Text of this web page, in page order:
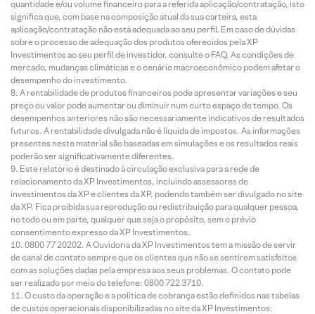
quantidade e/ou volume financeiro para a referida aplicação/contratação, isto
significa que, com base na composição atual da sua carteira, esta
aplicação/contratação não está adequada ao seu perfil. Em caso de dúvidas
sobre o processo de adequação dos produtos oferecidos pela XP
Investimentos ao seu perfil de investidor, consulte o FAQ. As condições de
mercado, mudanças climáticas e o cenário macroeconômico podem afetar o
desempenho do investimento.
A rentabilidade de produtos financeiros pode apresentar variações e seu
preço ou valor pode aumentar ou diminuir num curto espaço de tempo. Os
desempenhos anteriores não são necessariamente indicativos de resultados
futuros. A rentabilidade divulgada não é líquida de impostos. As informações
presentes neste material são baseadas em simulações e os resultados reais
poderão ser significativamente diferentes.
Este relatório é destinado à circulação exclusiva para a rede de
relacionamento da XP Investimentos, incluindo assessores de
investimentos da XP e clientes da XP, podendo também ser divulgado no site
da XP. Fica proibida sua reprodução ou redistribuição para qualquer pessoa,
no todo ou em parte, qualquer que seja o propósito, sem o prévio
consentimento expresso da XP Investimentos.
0800 77 20202. A Ouvidoria da XP Investimentos tem a missão de servir
de canal de contato sempre que os clientes que não se sentirem satisfeitos
com as soluções dadas pela empresa aos seus problemas. O contato pode
ser realizado por meio do telefone: 0800 722 3710.
O custo da operação e a política de cobrança estão definidos nas tabelas
de custos operacionais disponibilizadas no site da XP Investimentos: